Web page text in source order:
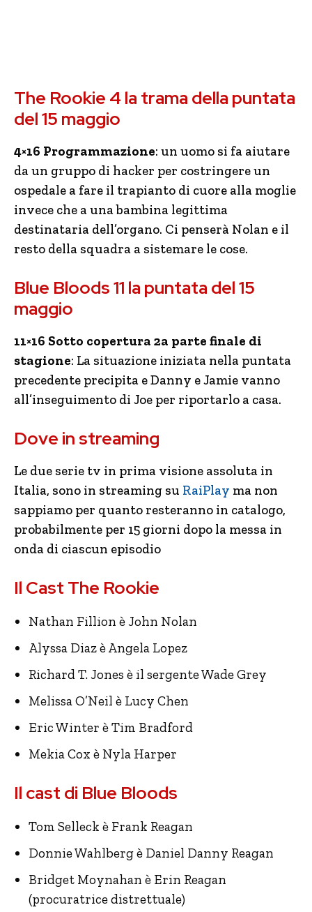
The Rookie 4 la trama della puntata
del 15 maggio
4×16 Programmazione: un uomo si fa aiutare
da un gruppo di hacker per costringere un
ospedale a fare il trapianto di cuore alla moglie
invece che a una bambina legittima
destinataria dell’organo. Ci penserà Nolan e il
resto della squadra a sistemare le cose.
Blue Bloods 11 la puntata del 15
maggio
11×16 Sotto copertura 2a parte finale di
stagione: La situazione iniziata nella puntata
precedente precipita e Danny e Jamie vanno
all’inseguimento di Joe per riportarlo a casa.
Dove in streaming
Le due serie tv in prima visione assoluta in
Italia, sono in streaming su RaiPlay ma non
sappiamo per quanto resteranno in catalogo,
probabilmente per 15 giorni dopo la messa in
onda di ciascun episodio
Il Cast The Rookie
Nathan Fillion è John Nolan
Alyssa Diaz è Angela Lopez
Richard T. Jones è il sergente Wade Grey
Melissa O’Neil è Lucy Chen
Eric Winter è Tim Bradford
Mekia Cox è Nyla Harper
Il cast di Blue Bloods
Tom Selleck è Frank Reagan
Donnie Wahlberg è Daniel Danny Reagan
Bridget Moynahan è Erin Reagan
(procuratrice distrettuale)